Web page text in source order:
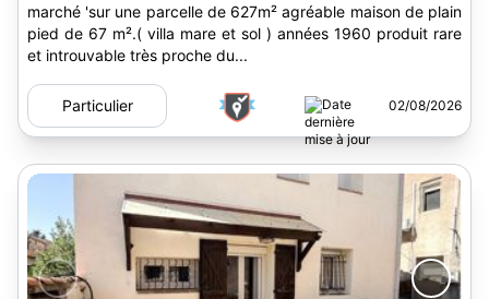
marché 'sur une parcelle de 627m² agréable maison de plain
pied de 67 m².( villa mare et sol ) années 1960 produit rare
et introuvable très proche du...
Particulier 02/08/2026